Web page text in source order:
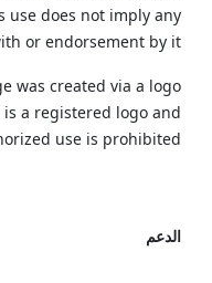
use does not imply any
or endorsement by it.
was created via a logo
is a registered logo and
use is prohibited.
الدعم